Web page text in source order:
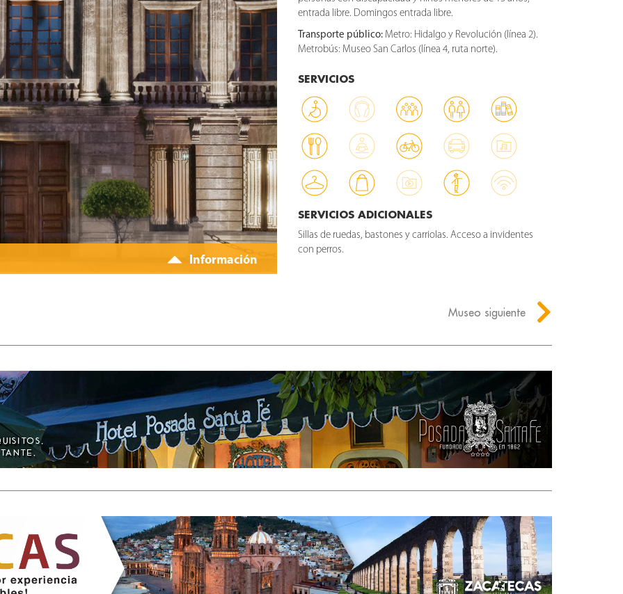
Información
entrada libre. Domingos entrada libre.
Transporte público: Metro: Hidalgo y Revolución (línea 2).
Metrobús: Museo San Carlos (línea 4, ruta norte).
SERVICIOS
SERVICIOS ADICIONALES
Sillas de ruedas, bastones y carriolas. Acceso a invidentes
con perros.
Museo siguiente